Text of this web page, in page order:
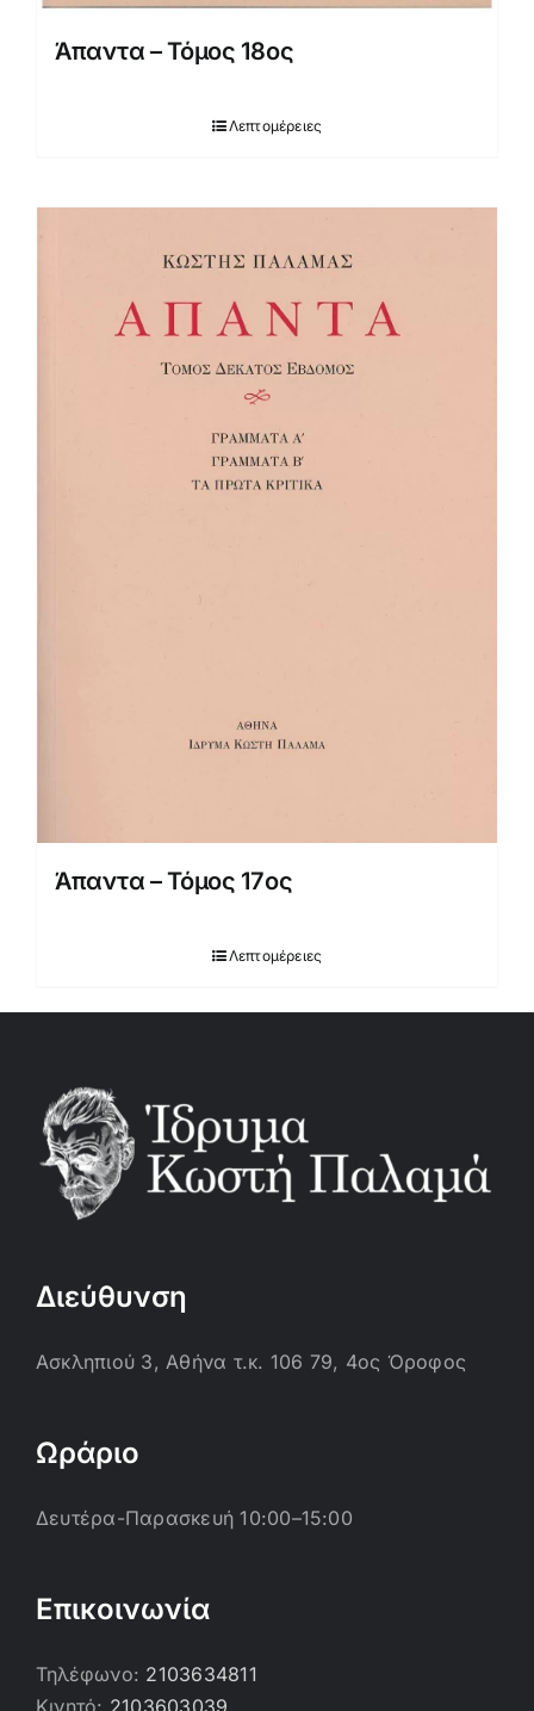
Άπαντα – Τόμος 18ος
Λεπτομέρειες
Άπαντα – Τόμος 17ος
Λεπτομέρειες
Διεύθυνση
Ασκληπιού 3, Αθήνα τ.κ. 106 79, 4ος Όροφος
Ωράριο
Δευτέρα-Παρασκευή 10:00–15:00
Επικοινωνία
Τηλέφωνο: 2103634811